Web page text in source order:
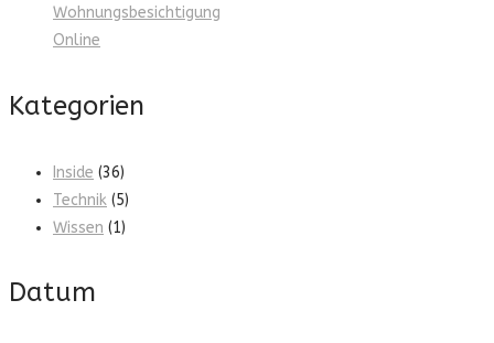
Wohnungsbesichtigung
Online
Kategorien
Inside (36)
Technik (5)
Wissen (1)
Datum